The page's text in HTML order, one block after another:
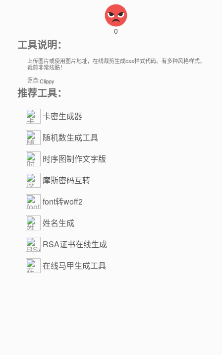
0
工具说明：
上传图片或使用图片地址，在线裁剪生成css样式代码。有多种风格样式，
裁剪非常炫酷！
源自:Clippy
推荐工具：
卡密生成器
随机数生成工具
时序图制作文字版
摩斯密码互转
font转woff2
姓名生成
RSA证书在线生成
在线马甲生成工具